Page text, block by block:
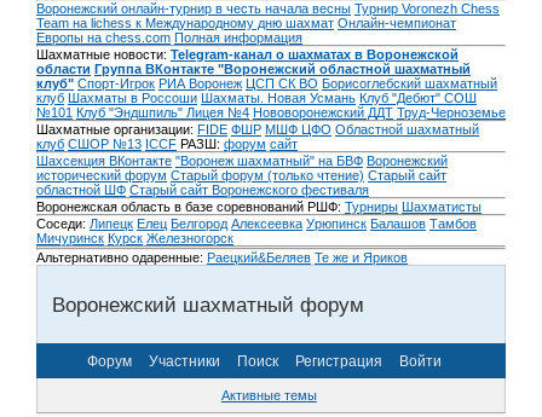
Воронежский онлайн-турнир в честь начала весны Турнир Voronezh Chess
Team на lichess к Международному дню шахмат Онлайн-чемпионат
Европы на chess.com Полная информация
Шахматные новости: Telegram-канал о шахматах в Воронежской
области Группа ВКонтакте "Воронежский областной шахматный
клуб" Спорт-Игрок РИА Воронеж ЦСП СК ВО Борисоглебский шахматный
клуб Шахматы в Россоши Шахматы. Новая Усмань Клуб "Дебют" СОШ
№101 Клуб "Эндшпиль" Лицея №4 Нововоронежский ДДТ Труд-Черноземье
Шахматные организации: FIDE ФШР МШФ ЦФО Областной шахматный
клуб СШОР №13 ICCF РАЗШ: форум сайт
Шахсекция ВКонтакте "Воронеж шахматный" на БВФ Воронежский
исторический форум Cтарый форум (только чтение) Старый сайт
областной ШФ Старый сайт Воронежского фестиваля
Воронежская область в базе соревнований РШФ: Турниры Шахматисты
Соседи: Липецк Елец Белгород Алексеевка Урюпинск Балашов Тамбов
Мичуринск Курск Железногорск
Альтернативно одаренные: Раецкий&Беляев Те же и Яриков
Воронежский шахматный форум
Форум Участники Поиск Регистрация Войти
Активные темы